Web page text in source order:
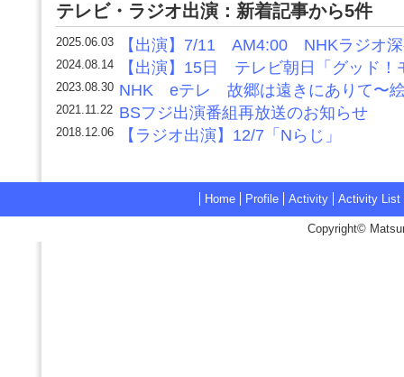
テレビ・ラジオ出演：新着記事から5件
2025.06.03 【出演】7/11 AM4:00 NHKラジオ
2024.08.14 【出演】15日 テレビ朝日「グッド！
2023.08.30 NHK eテレ 故郷は遠きにありて〜
2021.11.22 BSフジ出演番組再放送のお知らせ
2018.12.06 【ラジオ出演】12/7「Nらじ」
Home Profile Activity Activity List
Copyright©